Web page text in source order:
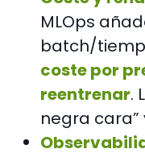
MLOps
batch/
coste por
reentrenar.
negra